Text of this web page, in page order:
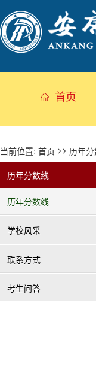
首页
当前位置: 首页 >> 历年
历年分数线
历年分数线
学校风采
联系方式
考生问答